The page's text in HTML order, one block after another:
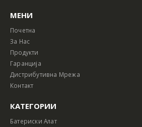
МЕНИ
Почетна
За Нас
Продукти
Гаранција
Дистрибутивна Мрежа
Контакт
КАТЕГОРИИ
Батериски Алат